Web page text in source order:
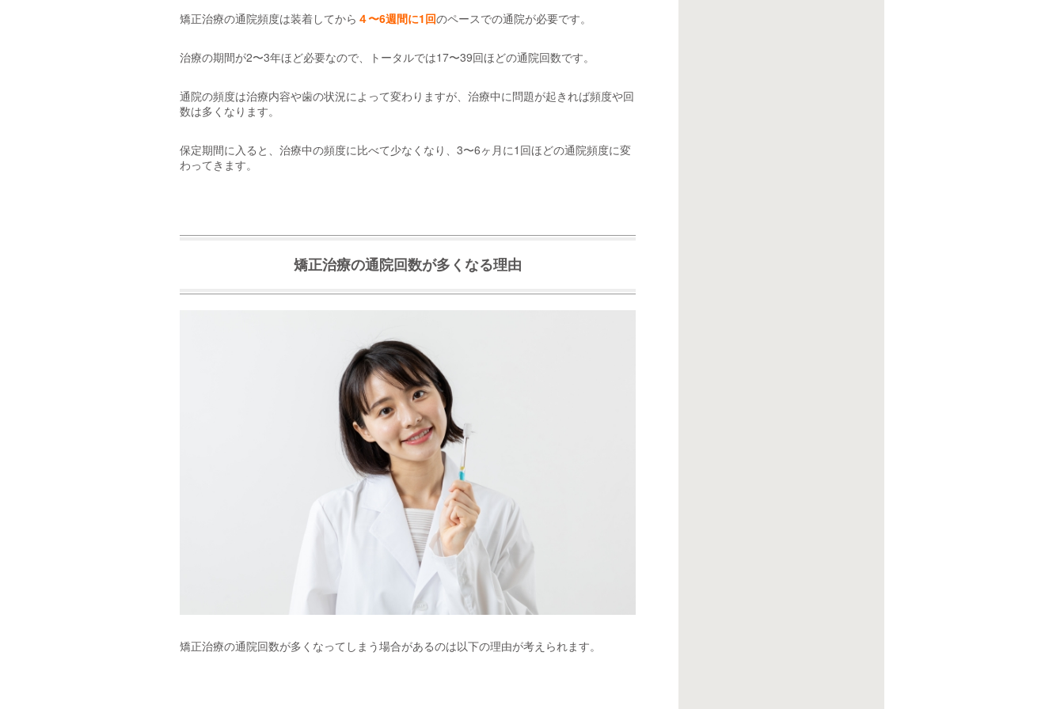
矯正治療の通院頻度は装着してから ４〜6週間に1回のペースでの通院が必要です。
治療の期間が2〜3年ほど必要なので、トータルでは17〜39回ほどの通院回数です。
通院の頻度は治療内容や歯の状況によって変わりますが、治療中に問題が起きれば頻度や回
数は多くなります。
保定期間に入ると、治療中の頻度に比べて少なくなり、3〜6ヶ月に1回ほどの通院頻度に変
わってきます。
矯正治療の通院回数が多くなる理由
矯正治療の通院回数が多くなってしまう場合があるのは以下の理由が考えられます。